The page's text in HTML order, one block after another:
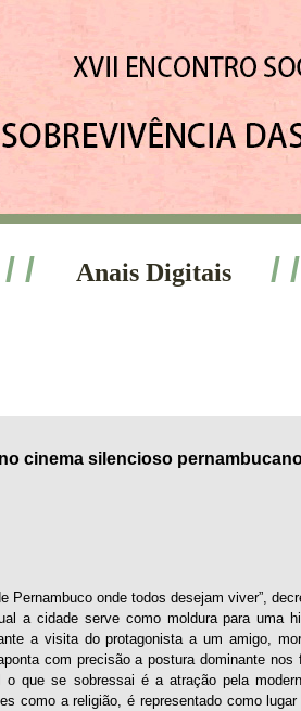
/ Anais Digitais /
cinema silencioso
Pernambuco onde todos desejam viver”,
a cidade serve como moldura para uma
a visita do protagonista a um amigo,
com precisão a postura dominante
o que se sobressai é a atração pela
como a religião, é representado como